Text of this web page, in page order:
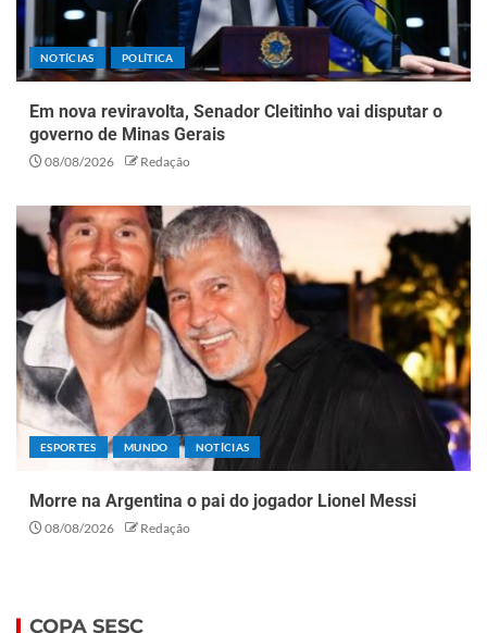
NOTÍCIAS POLÍTICA
Em nova reviravolta, Senador Cleitinho vai disputar o
governo de Minas Gerais
08/08/2026 Redação
ESPORTES MUNDO NOTÍCIAS
Morre na Argentina o pai do jogador Lionel Messi
08/08/2026 Redação
COPA SESC